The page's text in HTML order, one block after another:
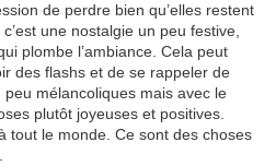
de perdre bien qu’elles restent
une nostalgie un peu festive,
plombe l’ambiance. Cela peut
des flashs et de se rappeler de
mélancoliques mais avec le
plutôt joyeuses et positives.
tout le monde. Ce sont des choses